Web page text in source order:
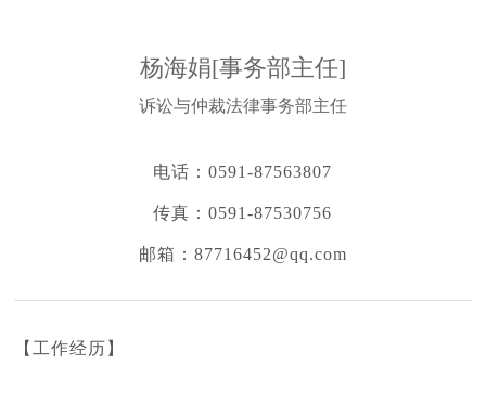
杨海娟[事务部主任]
诉讼与仲裁法律事务部主任
电话：0591-87563807
传真：0591-87530756
邮箱： 87716452@qq.com
【工作经历】